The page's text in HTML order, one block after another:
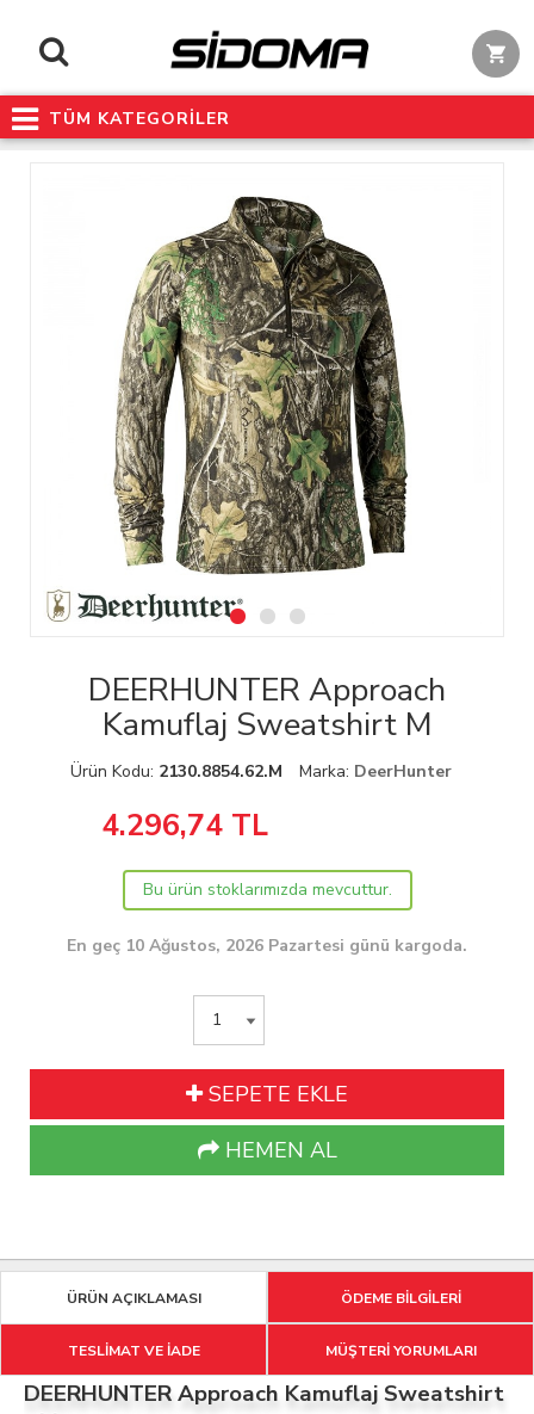
TÜM KATEGORİLER
DEERHUNTER Approach
Kamuflaj Sweatshirt M
Ürün Kodu: 2130.8854.62.M Marka: DeerHunter
4.296,74TL
Bu ürün stoklarımızda mevcuttur.
En geç 10 Ağustos, 2026 Pazartesi günü kargoda.
SEPETE EKLE
HEMEN AL
ÜRÜN AÇIKLAMASI ÖDEME BİLGİLERİ
TESLİMAT VE İADE MÜŞTERİ YORUMLARI
DEERHUNTER Approach Kamuflaj Sweatshirt